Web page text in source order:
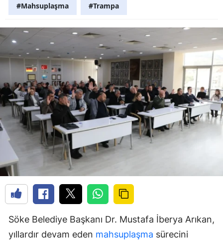
#Mahsuplaşma #Trampa
Söke Belediye Başkanı Dr. Mustafa İberya Arıkan,
yıllardır devam eden mahsuplaşma sürecini